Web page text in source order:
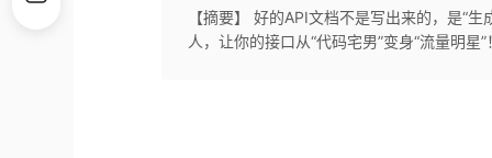
【摘要】 好的API文档不是写出来的，是“
人，让你的接口从“代码宅男”变身“流量明星”